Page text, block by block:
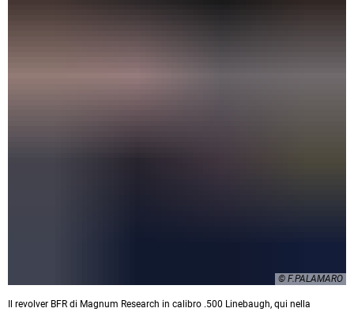
© F.PALAMARO
Il revolver BFR di Magnum Research in calibro .500 Linebaugh, qui nella